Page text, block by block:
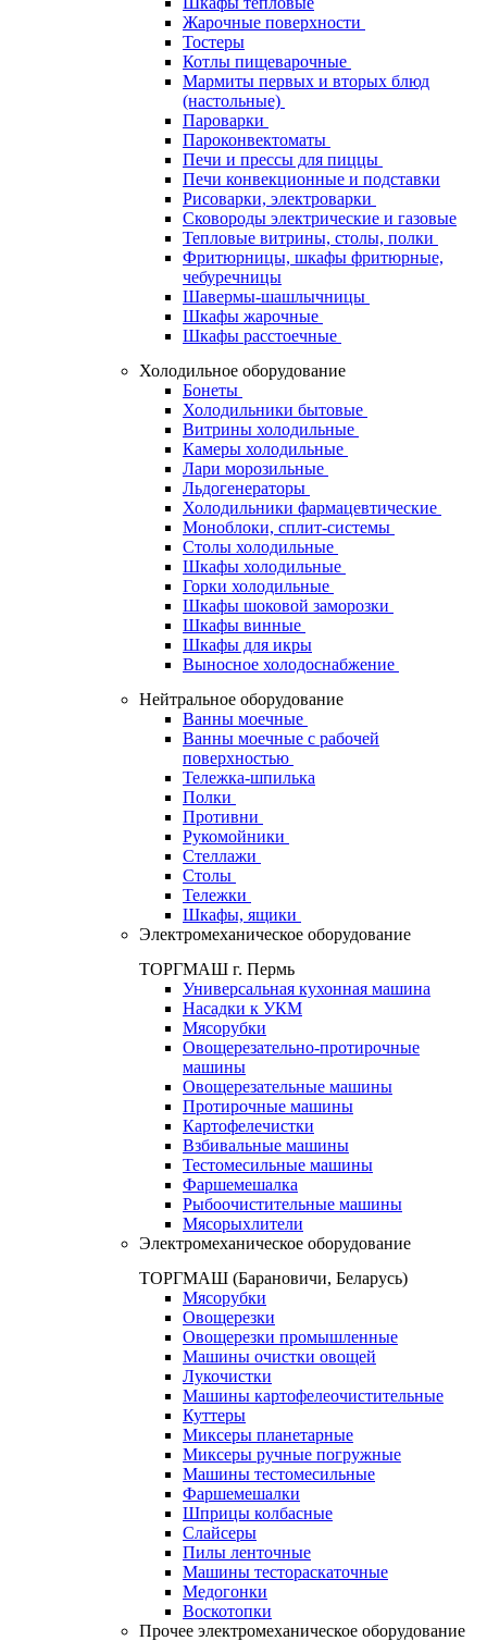
Жарочные поверхности
Тостеры
Котлы пищеварочные
Мармиты первых и вторых блюд
(настольные)
Пароварки
Пароконвектоматы
Печи и прессы для пиццы
Печи конвекционные и подставки
Рисоварки, электроварки
Сковороды электрические и газовые
Тепловые витрины, столы, полки
Фритюрницы, шкафы фритюрные,
чебуречницы
Шавермы-шашлычницы
Шкафы жарочные
Шкафы расстоечные
Холодильное оборудование
Бонеты
Холодильники бытовые
Витрины холодильные
Камеры холодильные
Лари морозильные
Льдогенераторы
Холодильники фармацевтические
Моноблоки, сплит-системы
Столы холодильные
Шкафы холодильные
Горки холодильные
Шкафы шоковой заморозки
Шкафы винные
Шкафы для икры
Выносное холодоснабжение
Нейтральное оборудование
Ванны моечные
Ванны моечные с рабочей
поверхностью
Тележка-шпилька
Полки
Противни
Рукомойники
Стеллажи
Столы
Тележки
Шкафы, ящики
Электромеханическое оборудование
ТОРГМАШ г. Пермь
Универсальная кухонная машина
Насадки к УКМ
Мясорубки
Овощерезательно-протирочные
машины
Овощерезательные машины
Протирочные машины
Картофелечистки
Взбивальные машины
Тестомесильные машины
Фаршемешалка
Рыбоочистительные машины
Мясорыхлители
Электромеханическое оборудование
ТОРГМАШ (Барановичи, Беларусь)
Мясорубки
Овощерезки
Овощерезки промышленные
Машины очистки овощей
Лукочистки
Машины картофелеочистительные
Куттеры
Миксеры планетарные
Миксеры ручные погружные
Машины тестомесильные
Фаршемешалки
Шприцы колбасные
Слайсеры
Пилы ленточные
Машины тестораскаточные
Медогонки
Воскотопки
Прочее электромеханическое оборудование